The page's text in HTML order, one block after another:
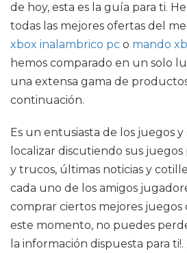
de hoy, esta es la guía para ti.
todas las mejores ofertas del
xbox inalambrico pc o mando
hemos comparado en un solo
una extensa gama de
continuación.
Es un entusiasta de los juegos
localizar discutiendo sus
y trucos, últimas noticias y
cada uno de los amigos
comprar ciertos mejores juegos
este momento, no puedes
la información dispuesta para